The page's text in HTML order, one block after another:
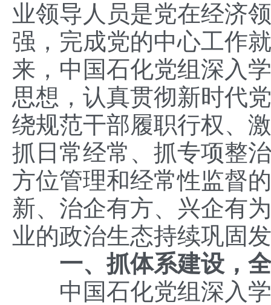
业领导人员是党在经济
强，完成党的中心工作
来，中国石化党组深入
思想，认真贯彻新时代
绕规范干部履职行权、
抓日常经常、抓专项整
方位管理和经常性监督
新、治企有方、兴企有
业的政治生态持续巩固
一、抓体系建设，
中国石化党组深入学